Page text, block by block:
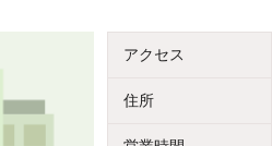
アクセス
住所